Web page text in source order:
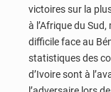
victoires sur la
à l’Afrique du
difficile face au
statistiques des
d’Ivoire sont à